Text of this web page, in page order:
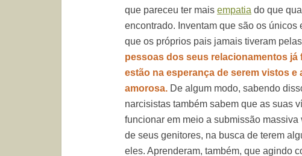
que pareceu ter mais empatia do que
encontrado. Inventam que são os
que os próprios pais jamais tiveram
pessoas dos seus relacionamentos
estão na esperança de serem vistos
amorosa. De algum modo, sabendo
narcisistas também sabem que as suas
funcionar em meio a submissão
de seus genitores, na busca de terem
eles. Aprenderam, também, que agindo